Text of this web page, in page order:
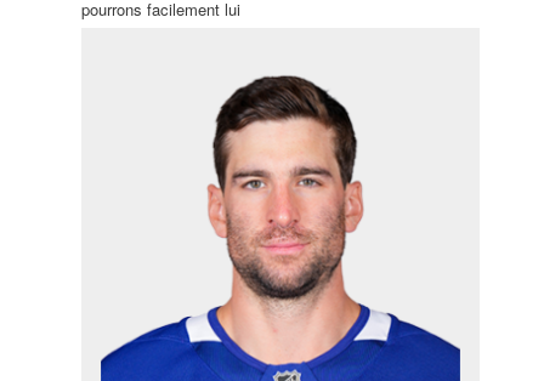
pourrons facilement lui